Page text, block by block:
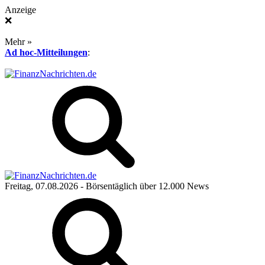
Anzeige
❌
Mehr »
Ad hoc-Mitteilungen:
Freitag, 07.08.2026 - Börsentäglich über 12.000 News